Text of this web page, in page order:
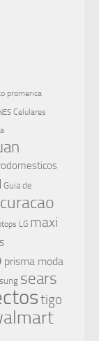
promerica
Celulares
Guia de
LG maxi
prisma moda
sears
tigo